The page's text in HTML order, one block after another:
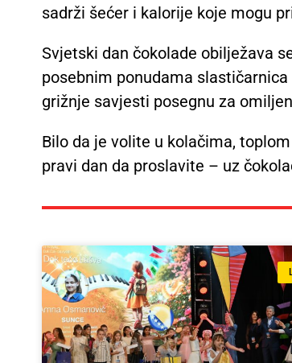
sadrži šećer i kalorije koje mogu
Svjetski dan čokolade obilježava
posebnim ponudama
grižnje savjesti posegnu za
Bilo da je volite u kolačima,
pravi dan da proslavite – uz